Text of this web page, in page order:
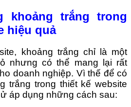
khoảng trắng trong
hiệu quả
khoảng trắng chỉ là một
nhưng có thể mang lại rất
doanh nghiệp. Vì thế để có
trắng trong thiết kế website
áp dụng những cách sau: